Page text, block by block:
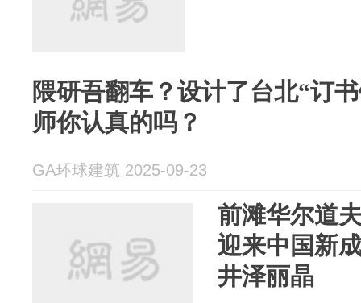
隈研吾翻车？设计了台北“订
师你认真的吗？
GA环球建筑 2025-09-23
前滩华尔道
迎来中国新
井泽丽晶